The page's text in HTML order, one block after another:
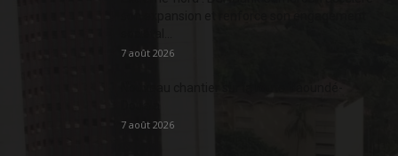
7 août 2026
7 août 2026